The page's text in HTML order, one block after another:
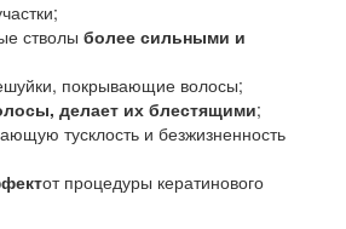
стволы более сильными и
покрывающие волосы;
делает их блестящими;
тусклость и безжизненность
от процедуры кератинового